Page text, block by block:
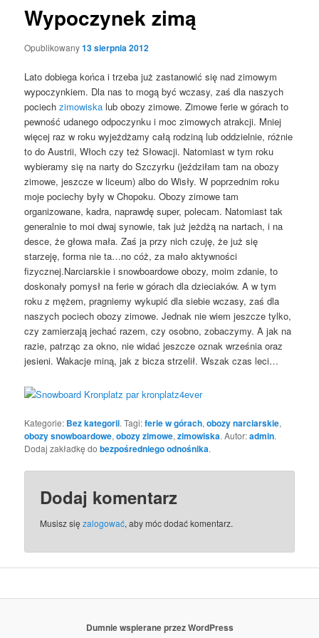
Wypoczynek zimą
Opublikowany13 sierpnia 2012
Lato dobiega końca i trzeba już zastanowić się nad zimowym
wypoczynkiem. Dla nas to mogą być wczasy, zaś dla naszych
pociechzimowiska lub obozy zimowe. Zimowe ferie w górach to
pewność udanego odpoczynku i moc zimowych atrakcji. Mniej
więcej raz w roku wyjeżdżamy całą rodziną lub oddzielnie, różnie
to do Austrii, Włoch czy też Słowacji. Natomiast w tym roku
wybieramy się na narty do Szczyrku (jeździłam tam na obozy
zimowe, jeszcze w liceum) albo do Wisły. W poprzednim roku
moje pociechy były w Chopoku. Obozy zimowe tam
organizowane, kadra, naprawdę super, polecam. Natomiast tak
generalnie to moi dwaj synowie, tak już jeżdżą na nartach, i na
desce, że głowa mała. Zaś ja przy nich czuję, że już się
starzeję, forma nie ta…no cóż, za mało aktywności
fizycznej.Narciarskie i snowboardowe obozy, moim zdanie, to
doskonały pomysł na ferie w górach dla dzieciaków. A w tym
roku z mężem, pragniemy wykupić dla siebie wczasy, zaś dla
naszych pociech obozy zimowe. Jednak nie wiem jeszcze tylko,
czy zamierzają jechać razem, czy osobno, zobaczymy. A jak na
razie, patrząc za okno, nie widać jeszcze oznak września oraz
jesieni. Wakacje miną, jak z bicza strzelił. Wszak czas leci…
Kategorie: Bez kategorii. Tagi:ferie w górach,obozy narciarskie,
obozy snowboardowe,obozy zimowe,zimowiska. Autor:admin.
Dodaj zakładkę dobezpośredniego odnośnika.
Dodaj komentarz
Musisz sięzalogować, aby móc dodać komentarz.
Dumnie wspierane przez WordPress